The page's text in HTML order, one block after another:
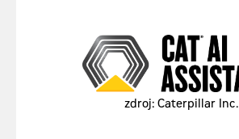
zdroj: Caterpillar Inc.